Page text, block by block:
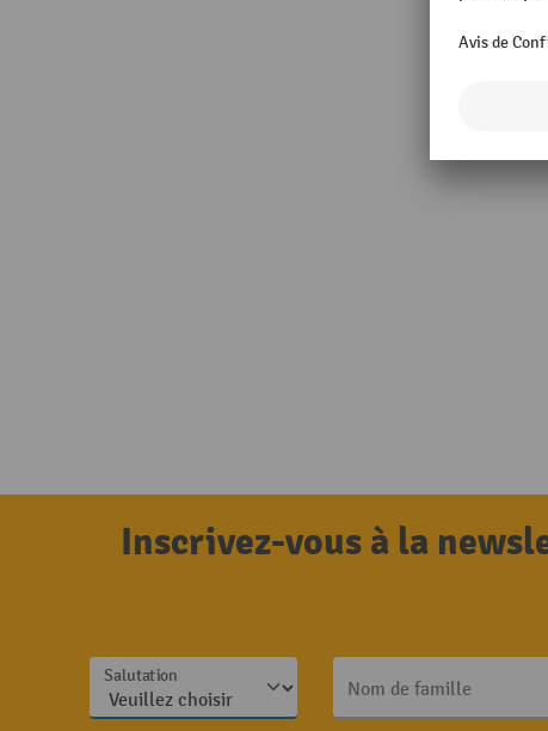
Inscrivez-vous à la
Salutation
Nom de famille